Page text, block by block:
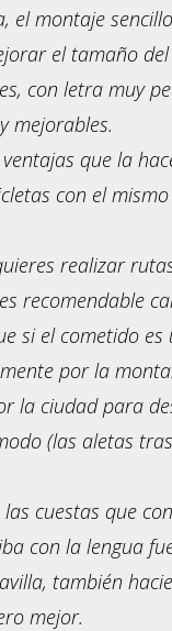
el montaje
el tamaño
con letra muy
mejorables.
que la
con el
realizar
recomendable
si el cometido es
por la
la ciudad para
(las aletas
las cuestas que
con la lengua
también
mejor.